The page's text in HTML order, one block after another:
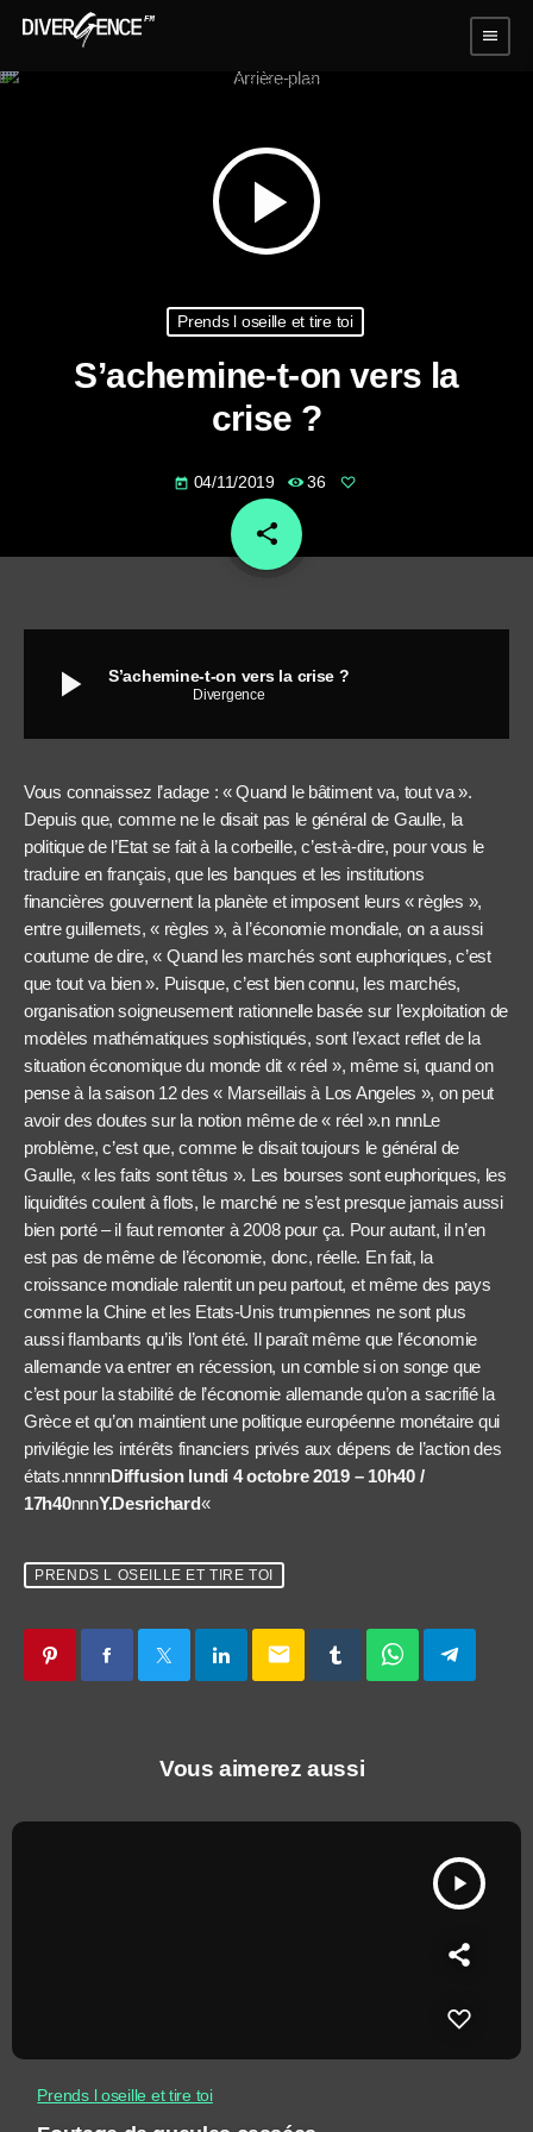
menu
play_arrow
Prends l oseille et tire toi
S’achemine-t-on vers la
crise ?
today 04/11/2019 36
share
email
play_arrow S’achemine-t-on vers la crise ?
Divergence
Vous connaissez l’adage : « Quand le bâtiment va, tout va ».
Depuis que, comme ne le disait pas le général de Gaulle, la
politique de l’Etat se fait à la corbeille, c’est-à-dire, pour vous le
traduire en français, que les banques et les institutions
financières gouvernent la planète et imposent leurs « règles »,
entre guillemets, « règles », à l’économie mondiale, on a aussi
coutume de dire, « Quand les marchés sont euphoriques, c’est
que tout va bien ». Puisque, c’est bien connu, les marchés,
organisation soigneusement rationnelle basée sur l’exploitation de
modèles mathématiques sophistiqués, sont l’exact reflet de la
situation économique du monde dit « réel », même si, quand on
pense à la saison 12 des « Marseillais à Los Angeles », on peut
avoir des doutes sur la notion même de « réel ».n nnnLe
problème, c’est que, comme le disait toujours le général de
Gaulle, « les faits sont têtus ». Les bourses sont euphoriques, les
liquidités coulent à flots, le marché ne s’est presque jamais aussi
bien porté – il faut remonter à 2008 pour ça. Pour autant, il n’en
est pas de même de l’économie, donc, réelle. En fait, la
croissance mondiale ralentit un peu partout, et même des pays
comme la Chine et les Etats-Unis trumpiennes ne sont plus
aussi flambants qu’ils l’ont été. Il paraît même que l’économie
allemande va entrer en récession, un comble si on songe que
c’est pour la stabilité de l’économie allemande qu’on a sacrifié la
Grèce et qu’on maintient une politique européenne monétaire qui
privilégie les intérêts financiers privés aux dépens de l’action des
états.nnnnnDiffusion lundi 4 octobre 2019 – 10h40 /
17h40nnnY.Desrichard«
PRENDS L OSEILLE ET TIRE TOI
email
Vous aimerez aussi
play_arrow
Prends l oseille et tire toi